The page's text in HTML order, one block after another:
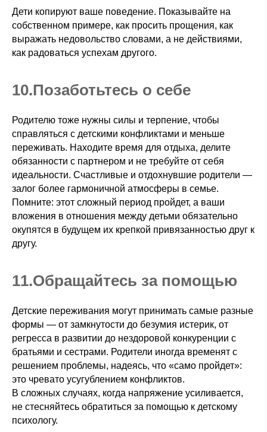
Дети копируют ваше поведение. Показывайте на
собственном примере, как просить прощения, как
выражать недовольство словами, а не действиями,
как радоваться успехам другого.
10.ㅤПозаботьтесь о себе
Родителю тоже нужны силы и терпение, чтобы
справляться с детскими конфликтами и меньше
переживать. Находите время для отдыха, делите
обязанности с партнером и не требуйте от себя
идеальности. Счастливые и отдохнувшие родители —
залог более гармоничной атмосферы в семье.
Помните: этот сложный период пройдет, а ваши
вложения в отношения между детьми обязательно
окупятся в будущем их крепкой привязанностью друг к
другу.
11.ㅤОбращайтесь за помощью
Детские переживания могут принимать самые разные
формы — от замкнутости до безумия истерик, от
регресса в развитии до нездоровой конкуренции с
братьями и сестрами. Родители иногда временят с
решением проблемы, надеясь, что «само пройдет»:
это чревато усугублением конфликтов.
В сложных случаях, когда напряжение усиливается,
не стесняйтесь обратиться за помощью к детскому
психологу.